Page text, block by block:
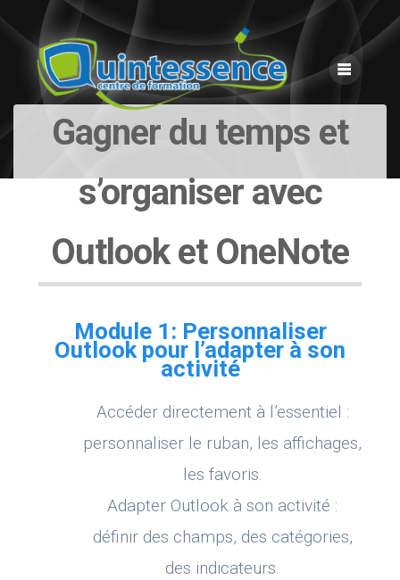
content
Gagner du temps et
s’organiser avec
Outlook et OneNote
Module 1: Personnaliser
Outlook pour l’adapter à son
activité
Accéder directement à l’essentiel :
personnaliser le ruban, les affichages,
les favoris.
Adapter Outlook à son activité :
définir des champs, des catégories,
des indicateurs.